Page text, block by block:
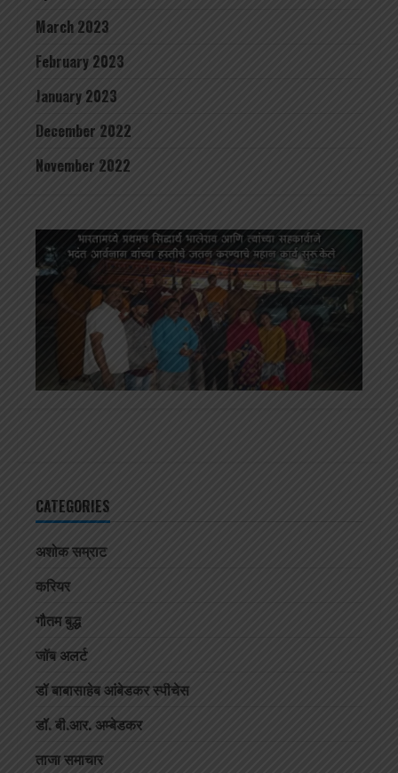
March 2023
February 2023
January 2023
December 2022
November 2022
CATEGORIES
अशोक सम्राट
करियर
गौतम बुद्ध
जॉब अलर्ट
डॉ बाबासाहेब आंबेडकर स्पीचेस
डॉ. बी.आर. अम्बेडकर
ताजा समाचार